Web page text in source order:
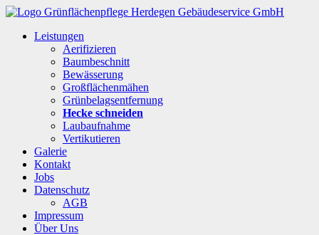
Leistungen
Aerifizieren
Baumbeschnitt
Bewässerung
Großflächenmähen
Grünbelagsentfernung
Hecke schneiden
Laubaufnahme
Vertikutieren
Galerie
Kontakt
Jobs
Datenschutz
AGB
Impressum
Über Uns